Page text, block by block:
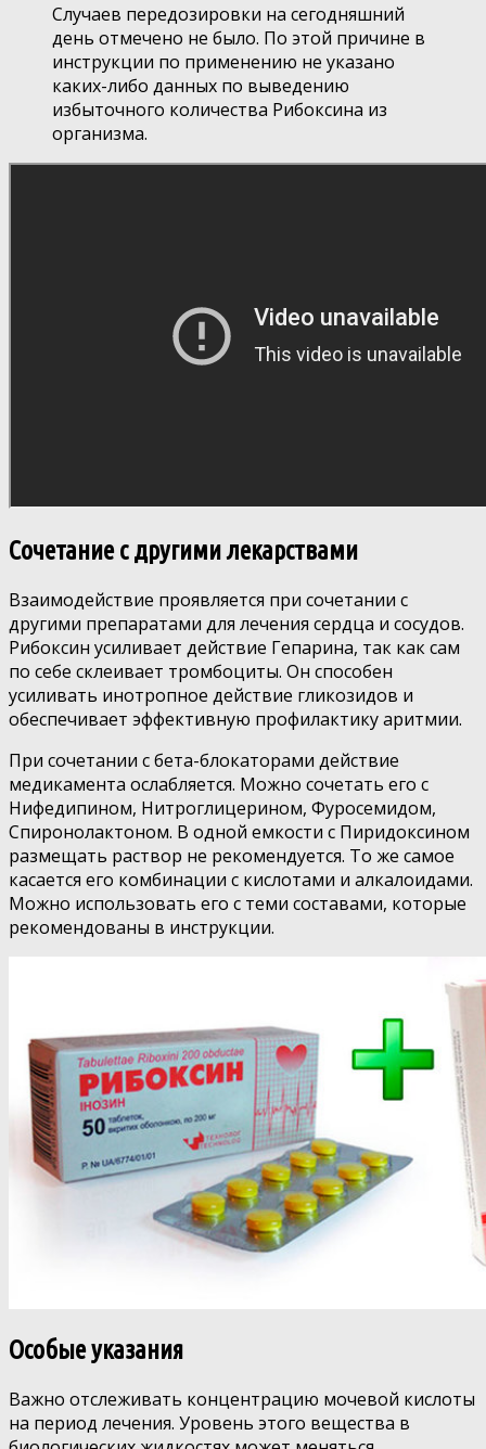
Случаев передозировки на сегодняшний
день отмечено не было. По этой причине в
инструкции по применению не указано
каких-либо данных по выведению
избыточного количества Рибоксина из
организма.
Сочетание с другими лекарствами
Взаимодействие проявляется при сочетании с
другими препаратами для лечения сердца и сосудов.
Рибоксин усиливает действие Гепарина, так как сам
по себе склеивает тромбоциты. Он способен
усиливать инотропное действие гликозидов и
обеспечивает эффективную профилактику аритмии.
При сочетании с бета-блокаторами действие
медикамента ослабляется. Можно сочетать его с
Нифедипином, Нитроглицерином, Фуросемидом,
Спиронолактоном. В одной емкости с Пиридоксином
размещать раствор не рекомендуется. То же самое
касается его комбинации с кислотами и алкалоидами.
Можно использовать его с теми составами, которые
рекомендованы в инструкции.
Особые указания
Важно отслеживать концентрацию мочевой кислоты
на период лечения. Уровень этого вещества в